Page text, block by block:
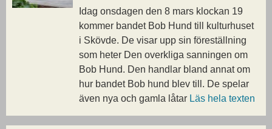
Idag onsdagen den 8 mars klockan 19
kommer bandet Bob Hund till kulturhuset
i Skövde. De visar upp sin föreställning
som heter Den overkliga sanningen om
Bob Hund. Den handlar bland annat om
hur bandet Bob hund blev till. De spelar
även nya och gamla låtar Läs hela texten